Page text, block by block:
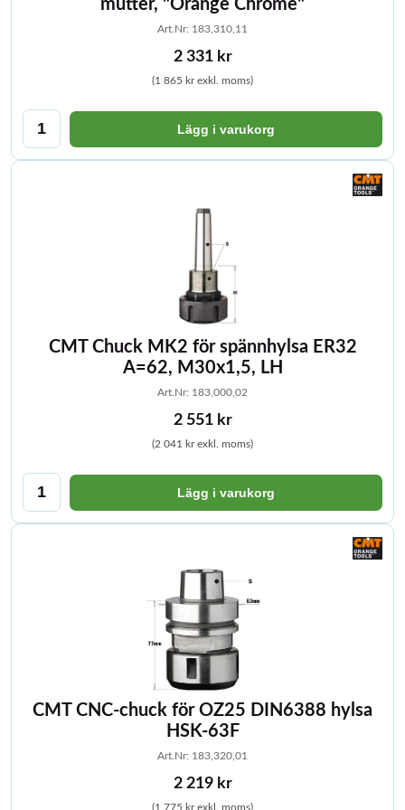
mutter, "Orange Chrome"
Art.Nr: 183,310,11
2 331 kr
(1 865 kr exkl. moms)
Lägg i varukorg
CMT Chuck MK2 för spännhylsa ER32
A=62, M30x1,5, LH
Art.Nr: 183,000,02
2 551 kr
(2 041 kr exkl. moms)
Lägg i varukorg
CMT CNC-chuck för OZ25 DIN6388 hylsa
HSK-63F
Art.Nr: 183,320,01
2 219 kr
(1 775 kr exkl. moms)